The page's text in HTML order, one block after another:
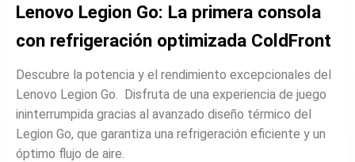
Lenovo Legion Go: La primera consola
con refrigeración optimizada ColdFront
Descubre la potencia y el rendimiento excepcionales del
Lenovo Legion Go. Disfruta de una experiencia de juego
ininterrumpida gracias al avanzado diseño térmico del
Legion Go, que garantiza una refrigeración eficiente y un
óptimo flujo de aire.